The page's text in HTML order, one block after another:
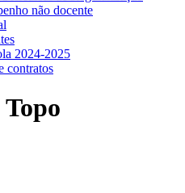
não docente
2024-2025
contratos